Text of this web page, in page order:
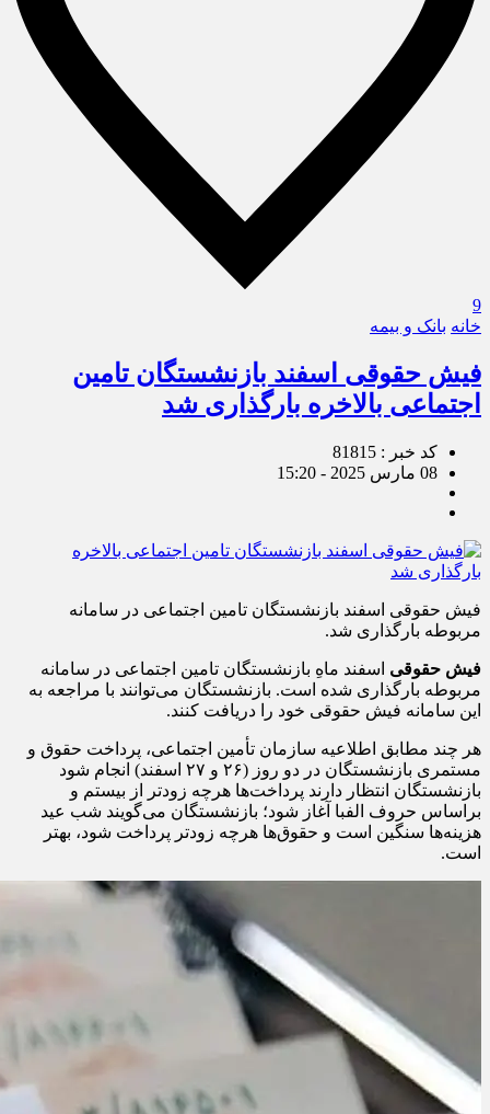
9
خانه بانک و بیمه
فیش حقوقی اسفند بازنشستگان تامین‌
اجتماعی بالاخره بارگذاری شد
کد خبر : 81815
08 مارس 2025 - 15:20
فیش حقوقی اسفند بازنشستگان تامین اجتماعی در سامانه
مربوطه بارگذاری شد.
فیش حقوقی اسفند ماهِ بازنشستگان تامین اجتماعی در سامانه
مربوطه بارگذاری شده است. بازنشستگان می‌توانند با مراجعه به
این سامانه فیش حقوقی خود را دریافت کنند.
هر چند مطابق اطلاعیه سازمان تأمین اجتماعی، پرداخت حقوق و
مستمری بازنشستگان در دو روز (٢۶ و ٢٧ اسفند) انجام شود
بازنشستگان انتظار دارند پرداخت‌ها هرچه زودتر از بیستم و
براساس حروف الفبا آغاز شود؛ بازنشستگان می‌گویند شب عید
هزینه‌ها سنگین است و حقوق‌ها هرچه زودتر پرداخت شود، بهتر
است.